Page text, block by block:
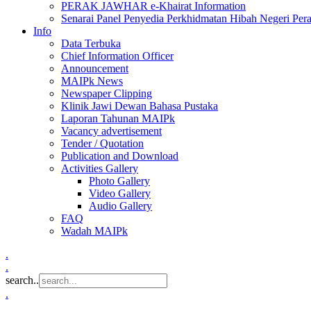
PERAK JAWHAR e-Khairat Information
Senarai Panel Penyedia Perkhidmatan Hibah Negeri
Info
Data Terbuka
Chief Information Officer
Announcement
MAIPk News
Newspaper Clipping
Klinik Jawi Dewan Bahasa Pustaka
Laporan Tahunan MAIPk
Vacancy advertisement
Tender / Quotation
Publication and Download
Activities Gallery
Photo Gallery
Video Gallery
Audio Gallery
FAQ
Wadah MAIPk
.
.
search..
.